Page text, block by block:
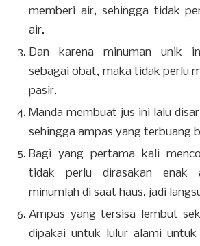
memberi air, sehingga tidak
air.
Dan karena minuman unik
sebagai obat, maka tidak perlu
pasir.
Manda membuat jus ini lalu
sehingga ampas yang terbuang
Bagi yang pertama kali
tidak perlu dirasakan
minumlah di saat haus, jadi
Ampas yang tersisa lembut
dipakai untuk lulur alami untuk